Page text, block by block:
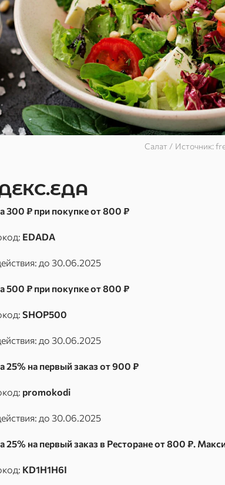
Салат / Источник:
300 ₽ при покупке от 800 ₽
EDADA
до 30.06.2025
500 ₽ при покупке от 800 ₽
SHOP500
до 30.06.2025
25% на первый заказ от 900 ₽
promokodi
до 30.06.2025
25% на первый заказ в Ресторане от 800 ₽.
KD1H1H6I